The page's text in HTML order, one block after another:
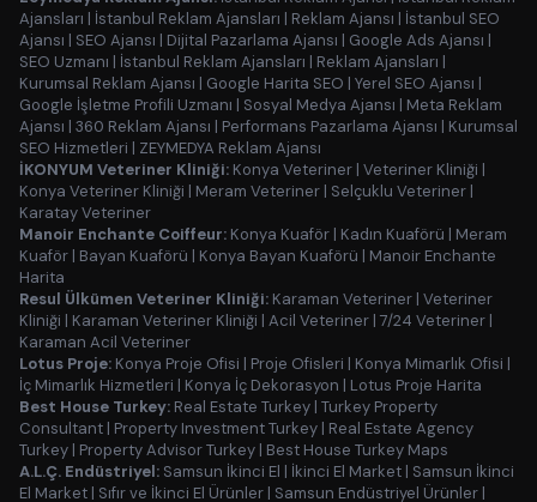
Ajansları | İstanbul Reklam Ajansları | Reklam Ajansı | İstanbul SEO
Ajansı | SEO Ajansı | Dijital Pazarlama Ajansı | Google Ads Ajansı |
SEO Uzmanı | İstanbul Reklam Ajansları | Reklam Ajansları |
Kurumsal Reklam Ajansı | Google Harita SEO | Yerel SEO Ajansı |
Google İşletme Profili Uzmanı | Sosyal Medya Ajansı | Meta Reklam
Ajansı | 360 Reklam Ajansı | Performans Pazarlama Ajansı | Kurumsal
SEO Hizmetleri | ZEYMEDYA Reklam Ajansı
İKONYUM Veteriner Kliniği: Konya Veteriner | Veteriner Kliniği |
Konya Veteriner Kliniği | Meram Veteriner | Selçuklu Veteriner |
Karatay Veteriner
Manoir Enchante Coiffeur: Konya Kuaför | Kadın Kuaförü | Meram
Kuaför | Bayan Kuaförü | Konya Bayan Kuaförü | Manoir Enchante
Harita
Resul Ülkümen Veteriner Kliniği: Karaman Veteriner | Veteriner
Kliniği | Karaman Veteriner Kliniği | Acil Veteriner | 7/24 Veteriner |
Karaman Acil Veteriner
Lotus Proje: Konya Proje Ofisi | Proje Ofisleri | Konya Mimarlık Ofisi |
İç Mimarlık Hizmetleri | Konya İç Dekorasyon | Lotus Proje Harita
Best House Turkey: Real Estate Turkey | Turkey Property
Consultant | Property Investment Turkey | Real Estate Agency
Turkey | Property Advisor Turkey | Best House Turkey Maps
A.L.Ç. Endüstriyel: Samsun İkinci El | İkinci El Market | Samsun İkinci
El Market | Sıfır ve İkinci El Ürünler | Samsun Endüstriyel Ürünler |